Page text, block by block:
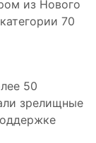
из Нового
70
50
зрелищные